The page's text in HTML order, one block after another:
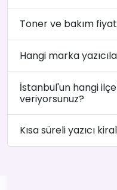
Toner ve bakım
Hangi marka
İstanbul'un hangi
veriyorsunuz?
Kısa süreli yazıcı